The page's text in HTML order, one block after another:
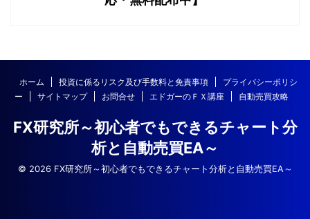
ホーム 投資に係るリスク及び手数料と免責事項
プライバシーポリシ
ー
サイトマップ お問合せ エドガーのＦＸ講座 自動売買攻略
FX研究所～初心者でもできるチャート分
析と自動売買EA～
© 2026 FX研究所～初心者でもできるチャート分析と自動売買EA～